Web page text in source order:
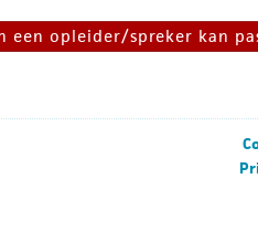
opleider/spreker kan